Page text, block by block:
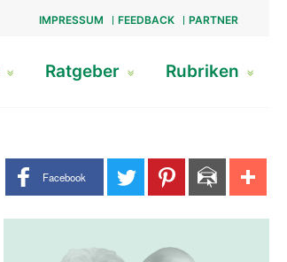
IMPRESSUM FEEDBACK PARTNER
Ratgeber Rubriken
Share buttons
Facebook